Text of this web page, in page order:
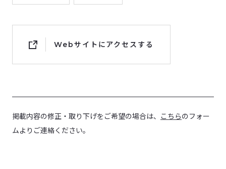
Webサイトにアクセスする
掲載内容の修正・取り下げをご希望の場合は、 こちらのフォー
ムよりご連絡ください。